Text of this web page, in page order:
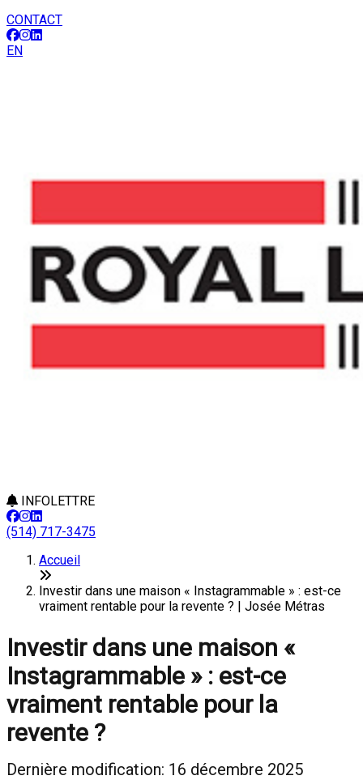
CONTACT
EN
INFOLETTRE
(514) 717-3475
Accueil
Investir dans une maison « Instagrammable » : est-ce
vraiment rentable pour la revente ? | Josée Métras
Investir dans une maison «
Instagrammable » : est-ce
vraiment rentable pour la
revente ?
Dernière modification: 16 décembre 2025